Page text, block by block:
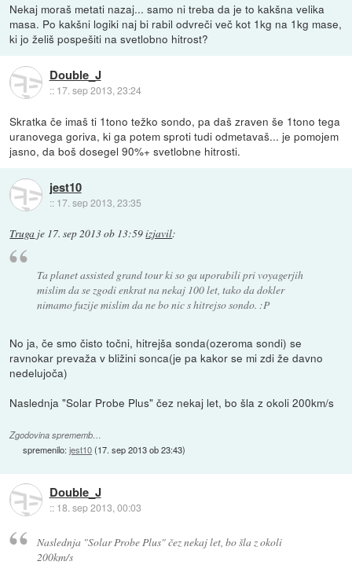
Nekaj moraš metati nazaj... samo ni treba da je to kakšna velika
masa. Po kakšni logiki naj bi rabil odvreči več kot 1kg na 1kg mase,
ki jo želiš pospešiti na svetlobno hitrost?
Double_J
:: 17. sep 2013, 23:24
Skratka če imaš ti 1tono težko sondo, pa daš zraven še 1tono tega
uranovega goriva, ki ga potem sproti tudi odmetavaš... je pomojem
jasno, da boš dosegel 90%+ svetlobne hitrosti.
jest10
:: 17. sep 2013, 23:35
Truga je 17. sep 2013 ob 13:59izjavil:
Ta planet assisted grand tour ki so ga uporabili pri voyagerjih
mislim da se zgodi enkrat na nekaj 100 let, tako da dokler
nimamo fuzije mislim da ne bo nic s hitrejso sondo. :P
No ja, če smo čisto točni, hitrejša sonda(ozeroma sondi) se
ravnokar prevaža v bližini sonca(je pa kakor se mi zdi že davno
nedelujoča)
Naslednja "Solar Probe Plus" čez nekaj let, bo šla z okoli 200km/s
Zgodovina sprememb…
spremenilo:jest10(17. sep 2013 ob 23:43)
Double_J
:: 18. sep 2013, 00:03
Naslednja "Solar Probe Plus" čez nekaj let, bo šla z okoli
200km/s